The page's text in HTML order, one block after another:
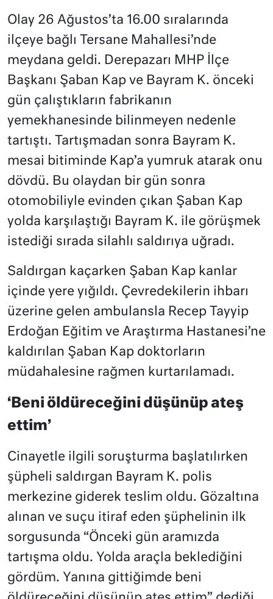
Olay 26 Ağustos’ta 16.00 sıralarında
ilçeye bağlı Tersane Mahallesi’nde
meydana geldi. Derepazarı MHP İlçe
Başkanı Şaban Kap ve Bayram K. önceki
gün çalıştıkların fabrikanın
yemekhanesinde bilinmeyen nedenle
tartıştı. Tartışmadan sonra Bayram K.
mesai bitiminde Kap’a yumruk atarak onu
dövdü. Bu olaydan bir gün sonra
otomobiliyle evinden çıkan Şaban Kap
yolda karşılaştığı Bayram K. ile görüşmek
istediği sırada silahlı saldırıya uğradı.
Saldırgan kaçarken Şaban Kap kanlar
içinde yere yığıldı. Çevredekilerin ihbarı
üzerine gelen ambulansla Recep Tayyip
Erdoğan Eğitim ve Araştırma Hastanesi’ne
kaldırılan Şaban Kap doktorların
müdahalesine rağmen kurtarılamadı.
‘Beni öldüreceğini düşünüp ateş
ettim’
Cinayetle ilgili soruşturma başlatılırken
şüpheli saldırgan Bayram K. polis
merkezine giderek teslim oldu. Gözaltına
alınan ve suçu itiraf eden şüphelinin ilk
sorgusunda “Önceki gün aramızda
tartışma oldu. Yolda araçla beklediğini
gördüm. Yanına gittiğimde beni